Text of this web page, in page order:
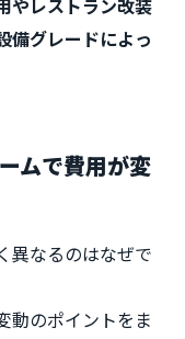
備グレードによっ
ムで費用が変
異なるのはなぜで
動のポイントをま